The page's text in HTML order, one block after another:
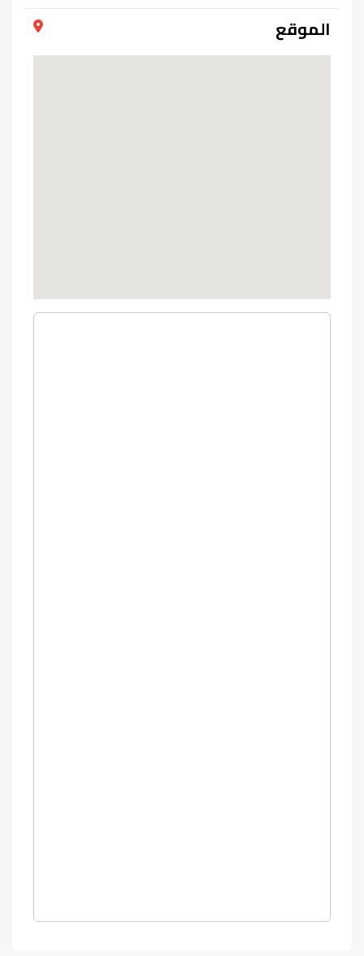
الموقع